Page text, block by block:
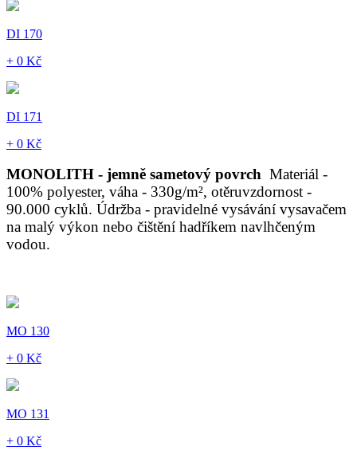
DI 170
+ 0 Kč
DI 171
+ 0 Kč
MONOLITH - jemně sametový povrch Materiál -
100% polyester, váha - 330g/m², otěruvzdornost -
90.000 cyklů. Údržba - pravidelné vysávání vysavačem
na malý výkon nebo čištění hadříkem navlhčeným
vodou.
MO 130
+ 0 Kč
MO 131
+ 0 Kč